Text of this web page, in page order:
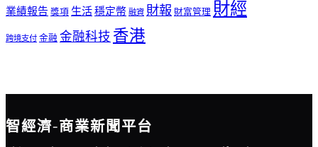
業績報告 獎項生活穩定幣融資 財報 財富管理 財經
跨境支付金融 金融科技 香港
智經濟-商業新聞平台